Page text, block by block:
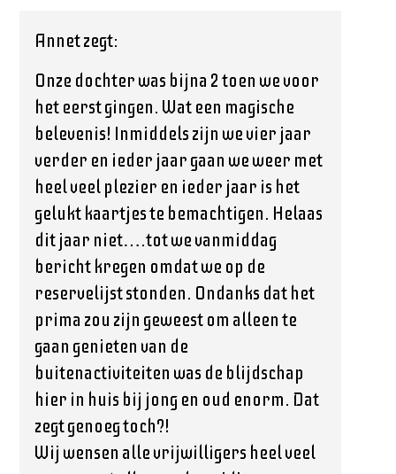
Annetzegt:
Onze dochter was bijna 2 toen we voor
het eerst gingen. Wat een magische
belevenis! Inmiddels zijn we vier jaar
verder en ieder jaar gaan we weer met
heel veel plezier en ieder jaar is het
gelukt kaartjes te bemachtigen. Helaas
dit jaar niet….tot we vanmiddag
bericht kregen omdat we op de
reservelijst stonden. Ondanks dat het
prima zou zijn geweest om alleen te
gaan genieten van de
buitenactiviteiten was de blijdschap
hier in huis bij jong en oud enorm. Dat
zegt genoeg toch?!
Wij wensen alle vrijwilligers heel veel